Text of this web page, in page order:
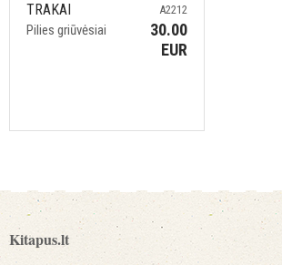
TRAKAI
Pilies griūvėsiai
A2212
30.00
EUR
Kitapus.lt